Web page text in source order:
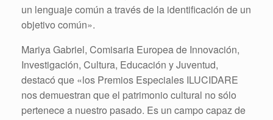
un lenguaje común a través de la identificación de un
objetivo común».
Mariya Gabriel, Comisaria Europea de Innovación,
Investigación, Cultura, Educación y Juventud,
destacó que «los Premios Especiales ILUCIDARE
nos demuestran que el patrimonio cultural no sólo
pertenece a nuestro pasado. Es un campo capaz de